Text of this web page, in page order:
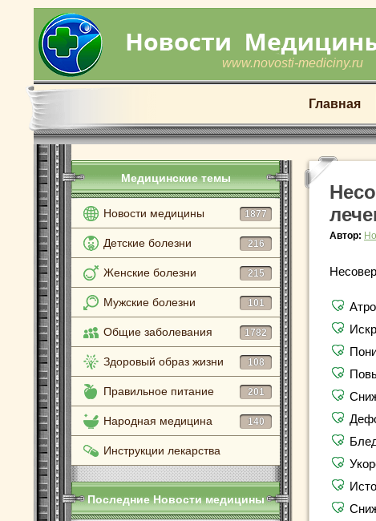
www.novosti-mediciny.ru
Главная
Медицинские темы
Новости медицины 1877
Детские болезни 216
Женские болезни 215
Мужские болезни 101
Общие заболевания 1782
Здоровый образ жизни 108
Правильное питание 201
Народная медицина 140
Инструкции лекарства
Последние Новости медицины
Автор: